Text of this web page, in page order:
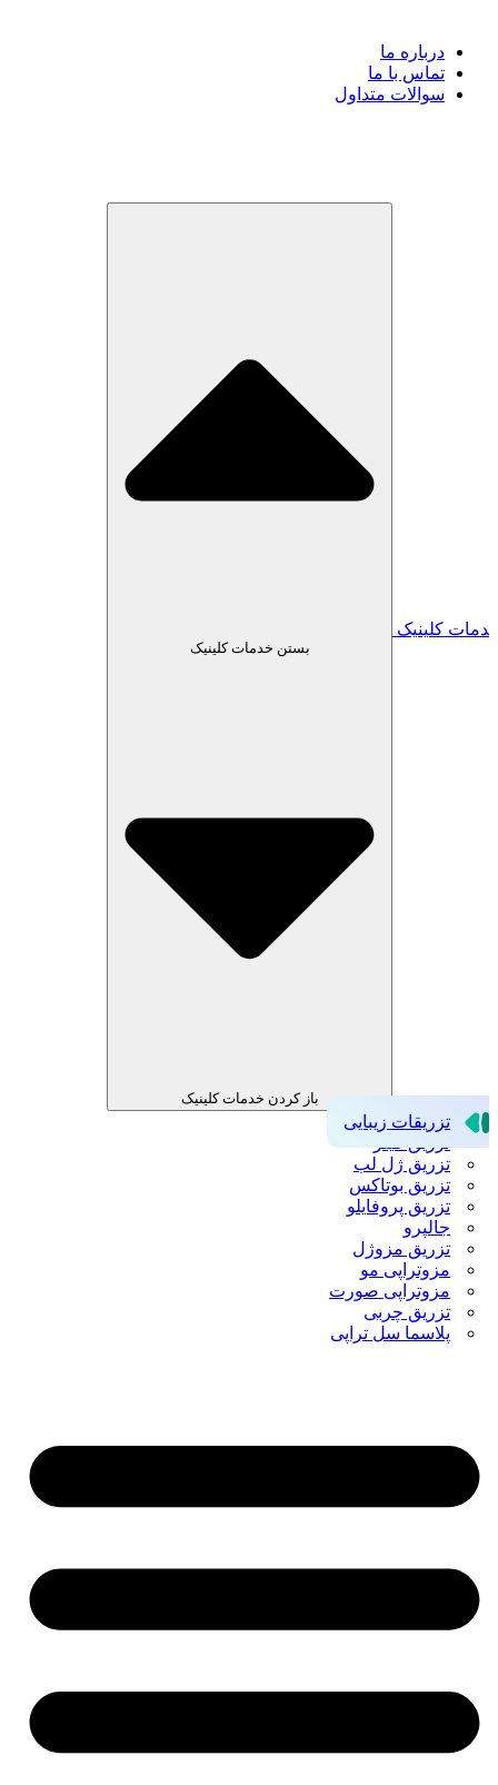
درباره ما
تماس با ما
سوالات متداول
کلینیک
بستن خدمات کلینیک
باز کردن خدمات کلینیک
تزریقات زیبایی
تزریق ژل لب
تزریق بوتاکس
تزریق پروفایلو
جالپرو
تزریق مزوژل
مزوتراپی مو
مزوتراپی صورت
تزریق چربی
پلاسما سل تراپی